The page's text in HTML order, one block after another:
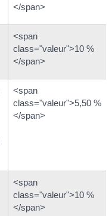
</span>
<span
class="valeur">10 %
</span>
<span
class="valeur">5,50 %
</span>
<span
class="valeur">10 %
</span>